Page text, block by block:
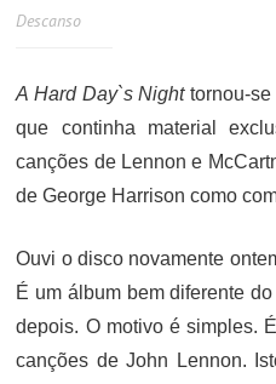
Descanso
A Hard Day`s Nighttornou-se
que continha material
canções de Lennon e
de George Harrison como
Ouvi o disco novamente
É um álbum bem diferente
depois. O motivo é simples.
canções de John Lennon.